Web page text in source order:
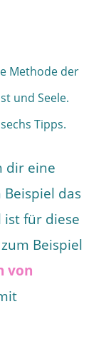
Methode der
und Seele.
Tipps.
dir eine
das
ist für diese
Beispiel
von